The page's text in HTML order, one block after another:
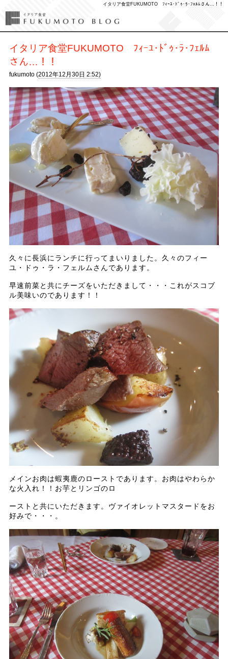
イタリア食堂FUKUMOTO ﾌｨｰﾕ･ﾄﾞｩ･ﾗ･ﾌｪﾙﾑさん…！！
イタリア食堂FUKUMOTO ﾌｨｰﾕ･ﾄﾞｩ･ﾗ･ﾌｪﾙﾑ
さん…！！
fukumoto (2012年12月30日 2:52)
久々に長浜にランチに行ってまいりました。久々のフィー
ユ・ドゥ・ラ・フェルムさんであります。
早速前菜と共にチーズをいただきまして・・・これがスコブ
ル美味いのであります！！
メインお肉は蝦夷鹿のローストであります。お肉はやわらか
な火入れ！！お芋とリンゴのロ
ーストと共にいただきます。ヴァイオレットマスタードをお
好みで・・・。